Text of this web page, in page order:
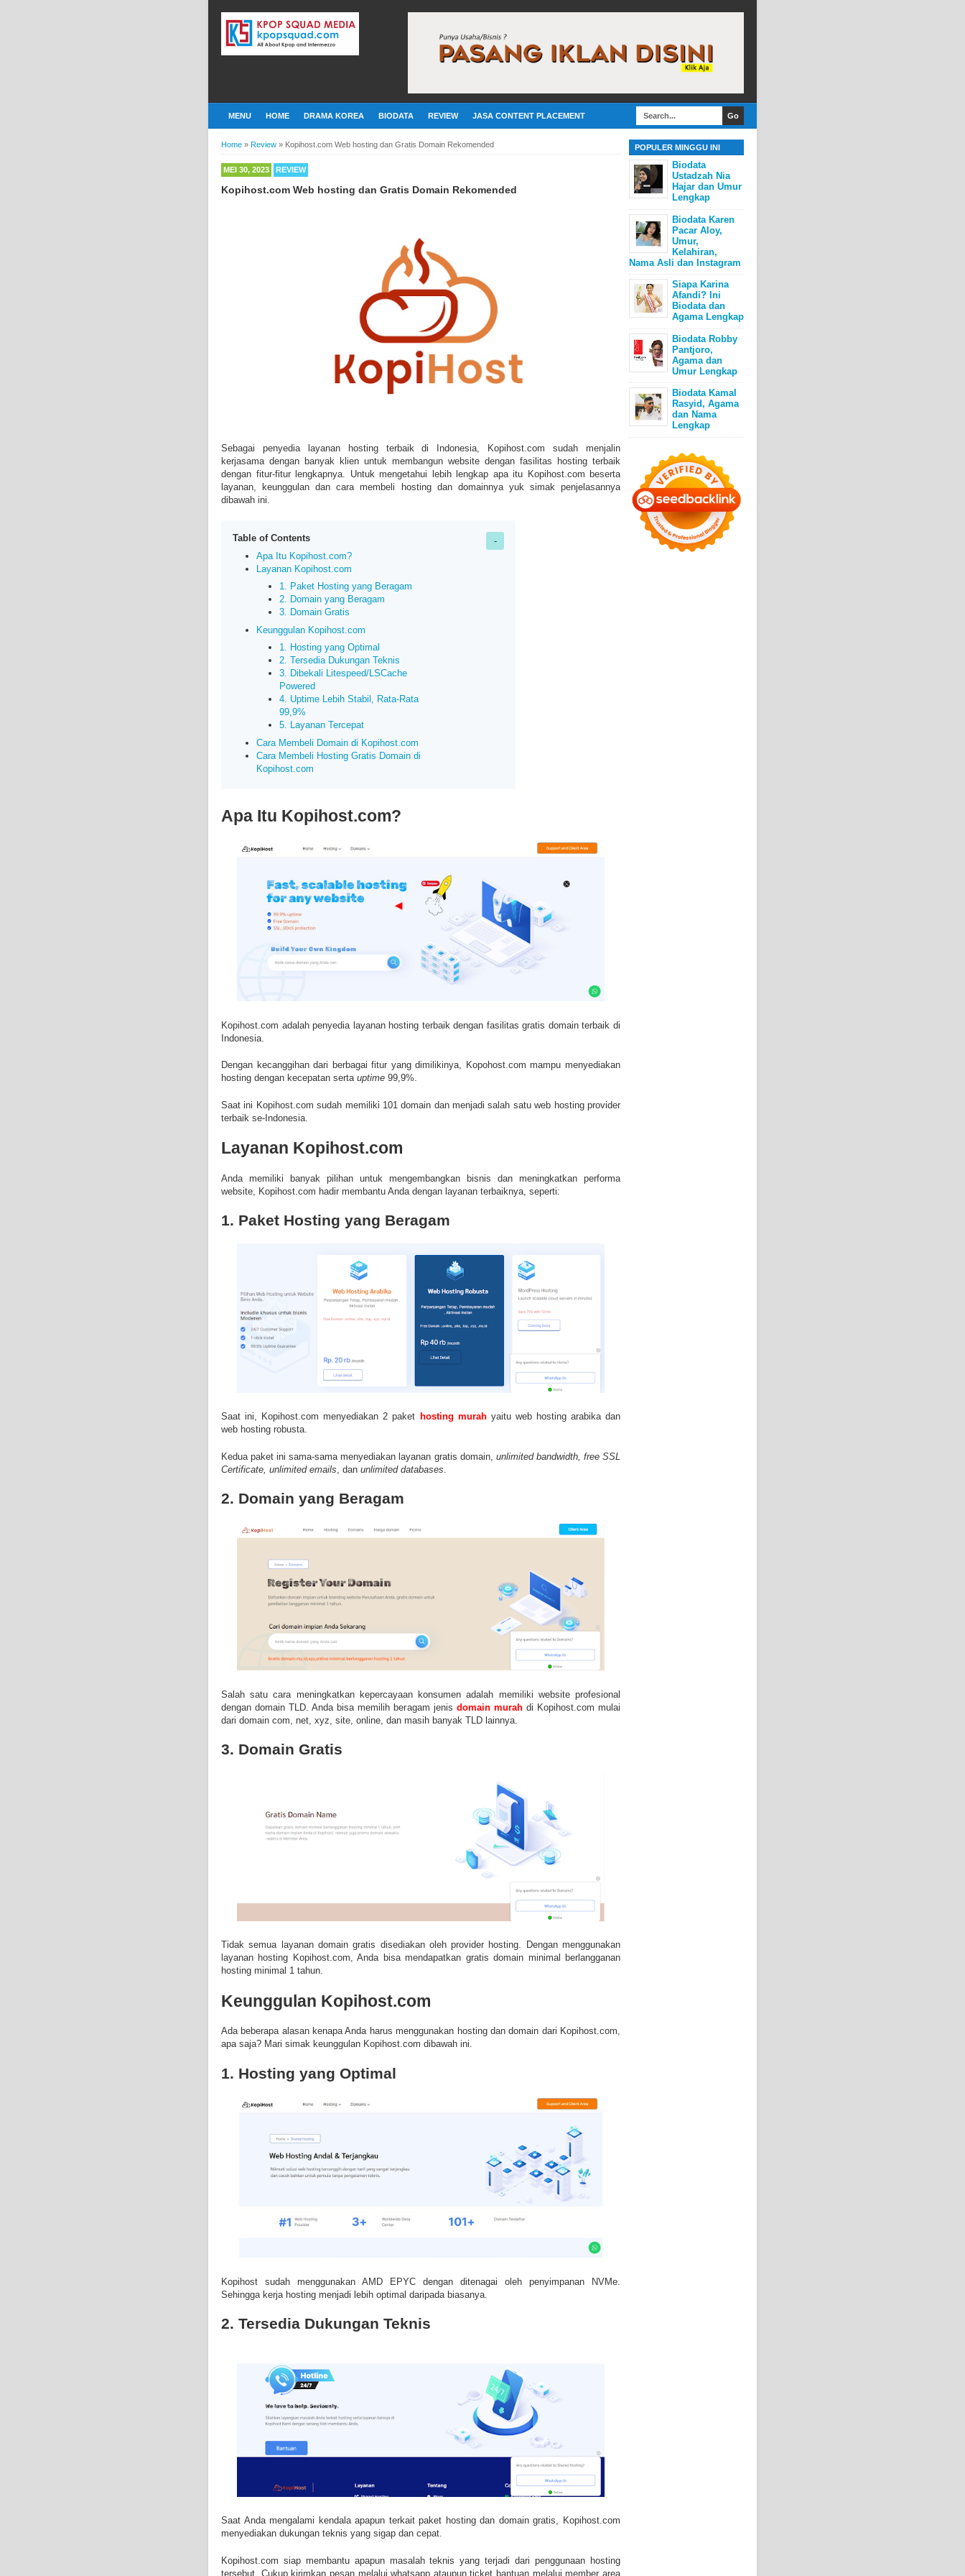
MENU HOME DRAMA KOREA BIODATA REVIEW JASA CONTENT PLACEMENT
Home » Review » Kopihost.com Web hosting dan Gratis Domain Rekomended
MEI 30, 2023 REVIEW
Kopihost.com Web hosting dan Gratis Domain Rekomended
Sebagai penyedia layanan hosting terbaik di Indonesia, Kopihost.com sudah menjalin
kerjasama dengan banyak klien untuk membangun website dengan fasilitas hosting terbaik
dengan fitur-fitur lengkapnya. Untuk mengetahui lebih lengkap apa itu Kopihost.com beserta
layanan, keunggulan dan cara membeli hosting dan domainnya yuk simak penjelasannya
dibawah ini.
Table of Contents
Apa Itu Kopihost.com?
Layanan Kopihost.com
1. Paket Hosting yang Beragam
2. Domain yang Beragam
3. Domain Gratis
Keunggulan Kopihost.com
1. Hosting yang Optimal
2. Tersedia Dukungan Teknis
3. Dibekali Litespeed/LSCache
Powered
4. Uptime Lebih Stabil, Rata-Rata
99,9%
5. Layanan Tercepat
Cara Membeli Domain di Kopihost.com
Cara Membeli Hosting Gratis Domain di
Kopihost.com
Apa Itu Kopihost.com?
Kopihost.com adalah penyedia layanan hosting terbaik dengan fasilitas gratis domain terbaik di
Indonesia.
Dengan kecanggihan dari berbagai fitur yang dimilikinya, Kopohost.com mampu menyediakan
hosting dengan kecepatan serta uptime 99,9%.
Saat ini Kopihost.com sudah memiliki 101 domain dan menjadi salah satu web hosting provider
terbaik se-Indonesia.
Layanan Kopihost.com
Anda memiliki banyak pilihan untuk mengembangkan bisnis dan meningkatkan performa
website, Kopihost.com hadir membantu Anda dengan layanan terbaiknya, seperti:
1. Paket Hosting yang Beragam
Saat ini, Kopihost.com menyediakan 2 paket hosting murahyaitu web hosting arabika dan
web hosting robusta.
Kedua paket ini sama-sama menyediakan layanan gratis domain, unlimited bandwidth, free SSL
Certificate, unlimited emails , dan unlimited databases
2. Domain yang Beragam
Salah satu cara meningkatkan kepercayaan konsumen adalah memiliki website profesional
dengan domain TLD. Anda bisa memilih beragam jenis domain murahdi Kopihost.com mulai
dari domain com, net, xyz, site, online, dan masih banyak TLD lainnya.
3. Domain Gratis
Tidak semua layanan domain gratis disediakan oleh provider hosting. Dengan menggunakan
layanan hosting Kopihost.com, Anda bisa mendapatkan gratis domain minimal berlangganan
hosting minimal 1 tahun.
Keunggulan Kopihost.com
Ada beberapa alasan kenapa Anda harus menggunakan hosting dan domain dari Kopihost.com,
apa saja? Mari simak keunggulan Kopihost.com dibawah ini.
1. Hosting yang Optimal
Kopihost sudah menggunakan AMD EPYC dengan ditenagai oleh penyimpanan NVMe.
Sehingga kerja hosting menjadi lebih optimal daripada biasanya.
2. Tersedia Dukungan Teknis
Saat Anda mengalami kendala apapun terkait paket hosting dan domain gratis, Kopihost.com
menyediakan dukungan teknis yang sigap dan cepat.
Kopihost.com siap membantu apapun masalah teknis yang terjadi dari penggunaan hosting
tersebut. Cukup kirimkan pesan melalui whatsapp ataupun ticket bantuan melalui member area
POPULER MINGGU INI
Biodata
Ustadzah Nia
Hajar dan Umur
Lengkap
Biodata Karen
Pacar Aloy,
Umur,
Kelahiran,
Nama Asli dan Instagram
Siapa Karina
Afandi? Ini
Biodata dan
Agama Lengkap
Biodata Robby
Pantjoro,
Agama dan
Umur Lengkap
Biodata Kamal
Rasyid, Agama
dan Nama
Lengkap